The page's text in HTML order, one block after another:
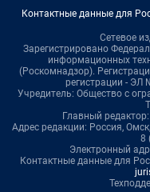
Контактные данные для
Сетевое
Зарегистрировано
информационных
(Роскомнадзор).
регистрации - ЭЛ
Учредитель: Общество с
Главный
Адрес редакции: Россия,
8
Электронный
Контактные данные для